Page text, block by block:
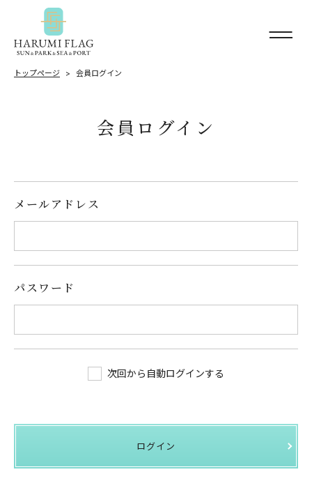
トップページ 会員ログイン
会員ログイン
メールアドレス
パスワード
次回から自動ログインする
ログイン